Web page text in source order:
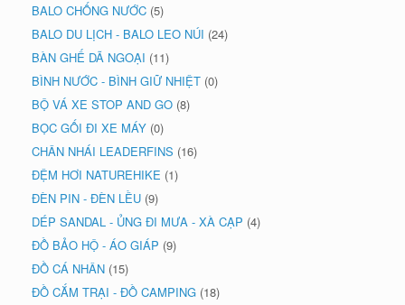
BALO CHỐNG NƯỚC (5)
BALO DU LỊCH - BALO LEO NÚI (24)
BÀN GHẾ DÃ NGOẠI (11)
BÌNH NƯỚC - BÌNH GIỮ NHIỆT (0)
BỘ VÁ XE STOP AND GO (8)
BỌC GỐI ĐI XE MÁY (0)
CHÂN NHÁI LEADERFINS (16)
ĐỆM HƠI NATUREHIKE (1)
ĐÈN PIN - ĐÈN LỀU (9)
DÉP SANDAL - ỦNG ĐI MƯA - XÀ CẠP (4)
ĐỒ BẢO HỘ - ÁO GIÁP (9)
ĐỒ CÁ NHÂN (15)
ĐỒ CẮM TRẠI - ĐỒ CAMPING (18)